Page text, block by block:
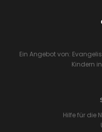
Ein Angebot von:
Kindern
Hilfe für die